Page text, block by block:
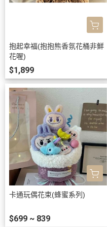
抱起幸福(抱抱熊香氛花桶非鮮
花喔)
$1,899
卡通玩偶花束(蜂蜜系列)
$699 ~ 839